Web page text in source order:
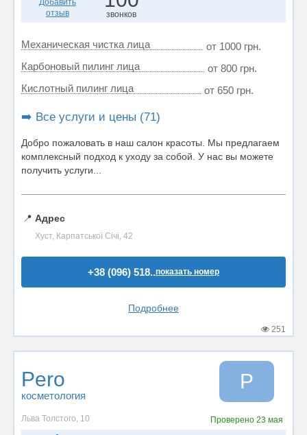
Добавить
отзыв
звонков
Механическая чистка лица
от 1000 грн.
Карбоновый пилинг лица
от 800 грн.
Кислотный пилинг лица
от 650 грн.
➡️ Все услуги и цены (71)
Добро пожаловать в наш салон красоты. Мы предлагаем
комплексный подход к уходу за собой. У нас вы можете
получить услуги...
📍 Адрес
Хуст, Карпатської Січі, 42
+38 (096) 518..показать номер
Подробнее
251
Pero
косметология
P
Льва Толстого, 10 Проверено23 мая